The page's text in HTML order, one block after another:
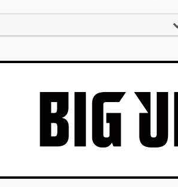
こ